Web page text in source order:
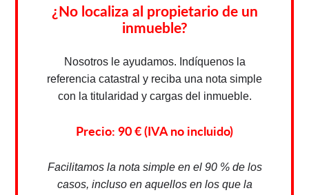
¿No localiza al propietario de un
inmueble?
Nosotros le ayudamos. Indíquenos la
referencia catastral y reciba una nota simple
con la titularidad y cargas del inmueble.
Precio: 90 € (IVA no incluido)
Facilitamos la nota simple en el 90 % de los
casos, incluso en aquellos en los que la